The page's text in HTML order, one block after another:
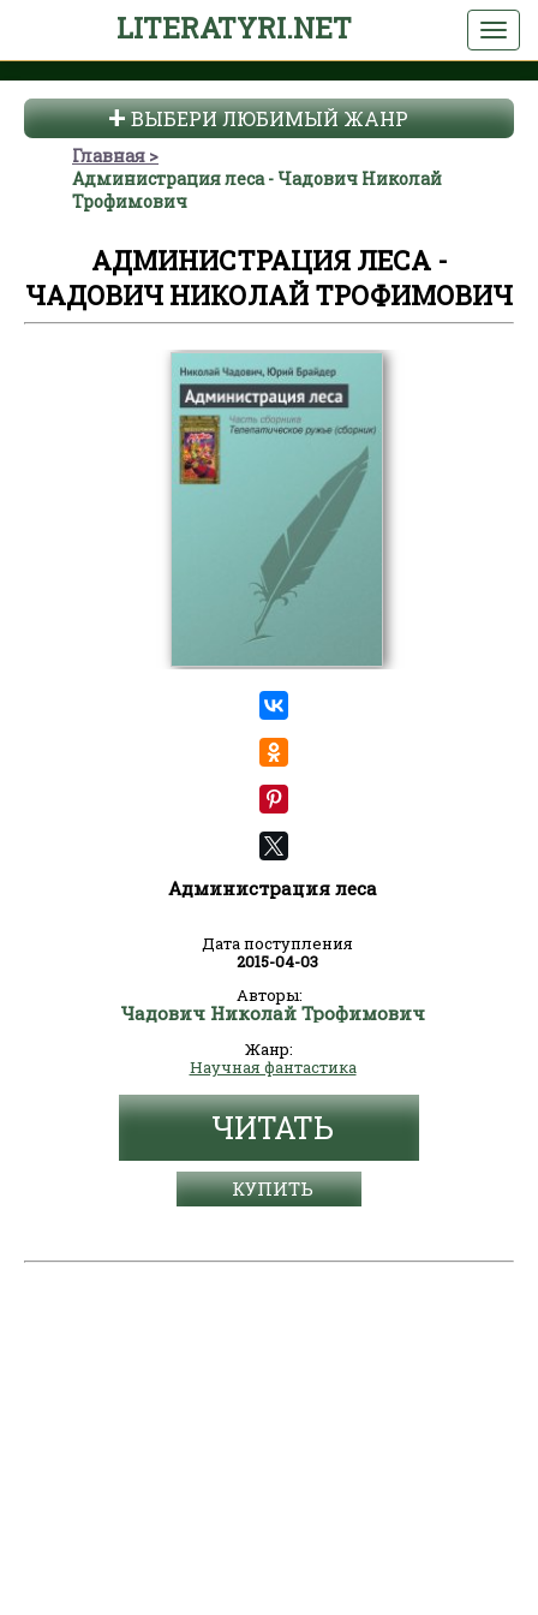
LITERATYRI.NET
ВЫБЕРИ ЛЮБИМЫЙ ЖАНР
Главная
Администрация леса - Чадович Николай
Трофимович
АДМИНИСТРАЦИЯ ЛЕСА -
ЧАДОВИЧ НИКОЛАЙ ТРОФИМОВИЧ
Администрация леса
Дата поступления
2015-04-03
Авторы:
Чадович Николай Трофимович
Жанр:
Научная фантастика
ЧИТАТЬ
КУПИТЬ